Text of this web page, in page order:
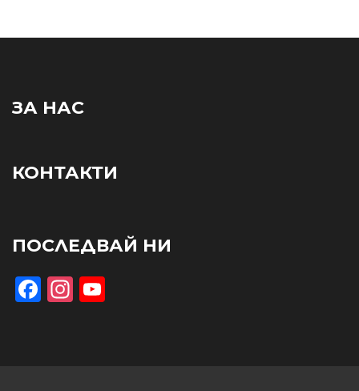
ЗА НАС
КОНТАКТИ
ПОСЛЕДВАЙ НИ
Facebook
Instagram